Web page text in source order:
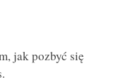
jak pozbyć się